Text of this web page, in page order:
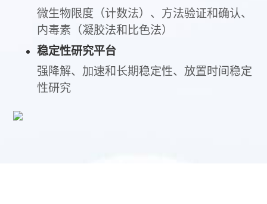
微生物限度（计数法）、方法验证和确认、
内毒素（凝胶法和比色法）
稳定性研究平台
强降解、加速和长期稳定性、放置时间稳定
性研究